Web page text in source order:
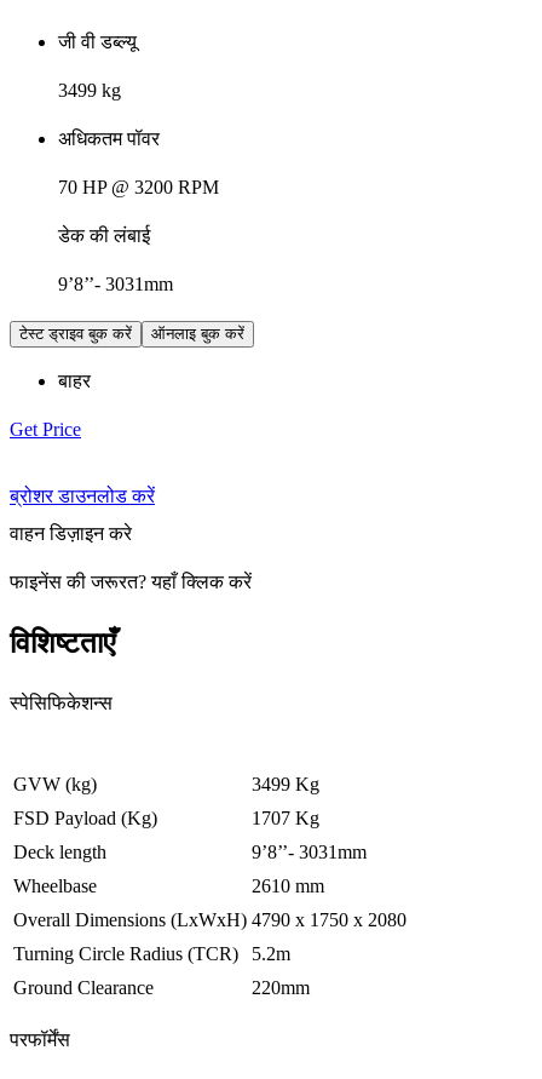
जी वी डब्ल्यू
3499 kg
अधिकतम पॉवर
70 HP @ 3200 RPM
डेक की लंबाई
9’8’’- 3031mm
टेस्ट ड्राइव बुक करें ऑनलाइ बुक करें
बाहर
Get Price
ब्रोशर डाउनलोड करें
वाहन डिज़ाइन करे
फाइनेंस की जरूरत?यहाँ क्लिक करें
विशिष्टताएँ
स्पेसिफिकेशन्स
GVW (kg)
3499 Kg
FSD Payload (Kg)
1707 Kg
Deck length
9’8’’- 3031mm
Wheelbase
2610 mm
Overall Dimensions (LxWxH) 4790 x 1750 x 2080
Turning Circle Radius (TCR)
5.2m
Ground Clearance
220mm
परफॉर्मेंस